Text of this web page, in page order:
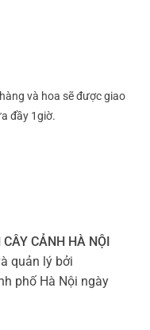
và hoa sẽ được giao
đầy 1giờ.
CẢNH HÀ NỘI
quản lý bởi
phố Hà Nội ngày